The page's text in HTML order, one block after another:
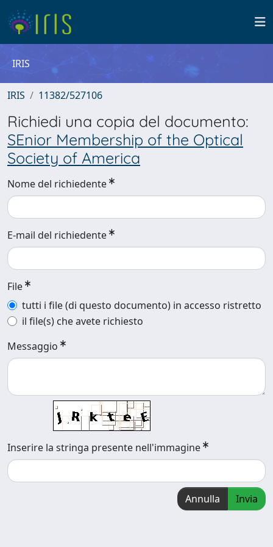
IRIS
IRIS 11382/527106
Richiedi una copia del documento:
SEnior Membership of the Optical
Society of America
Nome del richiedente
E-mail del richiedente
File
tutti i file (di questo documento) in accesso ristretto
il file(s) che avete richiesto
Messaggio
Inserire la stringa presente nell'immagine
Annulla Invia